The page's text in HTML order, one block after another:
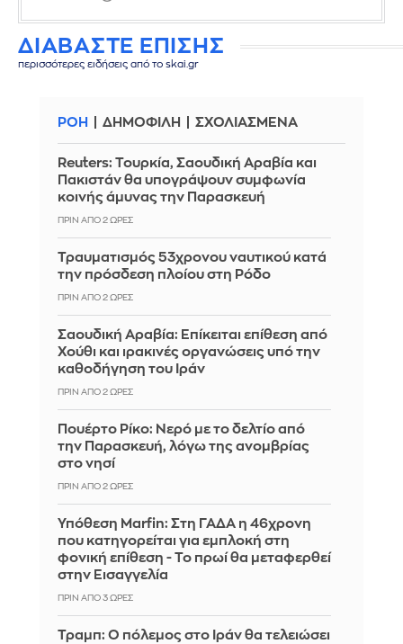
ΔΙΑΒΑΣΤΕ ΕΠΙΣΗΣ
περισσότερες ειδήσεις από το skai.gr
ΡΟΗ ΔΗΜΟΦΙΛΗ ΣΧΟΛΙΑΣΜΕΝΑ
Reuters: Τουρκία, Σαουδική Αραβία και
Πακιστάν θα υπογράψουν συμφωνία
κοινής άμυνας την Παρασκευή
ΠΡΙΝ ΑΠΌ 2 ΏΡΕΣ
Τραυματισμός 53χρονου ναυτικού κατά
την πρόσδεση πλοίου στη Ρόδο
ΠΡΙΝ ΑΠΌ 2 ΏΡΕΣ
Σαουδική Αραβία: Επίκειται επίθεση από
Χούθι και ιρακινές οργανώσεις υπό την
καθοδήγηση του Ιράν
ΠΡΙΝ ΑΠΌ 2 ΏΡΕΣ
Πουέρτο Ρίκο: Νερό με το δελτίο από
την Παρασκευή, λόγω της ανομβρίας
στο νησί
ΠΡΙΝ ΑΠΌ 2 ΏΡΕΣ
Υπόθεση Marfin: Στη ΓΑΔΑ η 46χρονη
που κατηγορείται για εμπλοκή στη
φονική επίθεση - Το πρωί θα μεταφερθεί
στην Εισαγγελία
ΠΡΙΝ ΑΠΌ 3 ΏΡΕΣ
Τραμπ: Ο πόλεμος στο Ιράν θα τελειώσει